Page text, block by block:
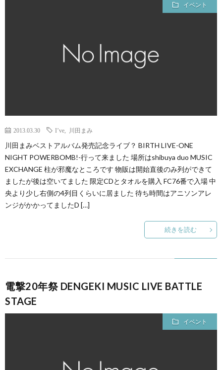
イベント
2013.03.30 I’ve 川田まみ
川田まみベストアルバム発売記念ライブ？ BIRTH LIVE-ONE
NIGHT POWERBOMB!-行って来ました 場所はshibuya duo MUSIC
EXCHANGE 柱が邪魔なところです 物販は開始直後のみ列ができて
ましたが後は空いてました 限定CDとタオルを購入 FC76番で入場 中
央より少し右側の4列目くらいに居ました 待ち時間はアニソンアレ
ンジがかかってましたD […]
続きを読む
電撃20年祭 DENGEKI MUSIC LIVE BATTLE
STAGE
イベント